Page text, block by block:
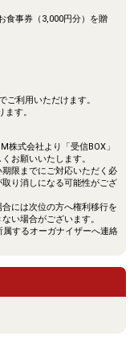
食事券（3,000円分）を贈
ご利用いただけます。
す。
式会社より「受信BOX」
お願いいたします。
限までにご対応いただく必
り消しになる可能性がござ
には次位の方へ権利移行を
い場合がございます。
属するオーガナイザーへ連絡